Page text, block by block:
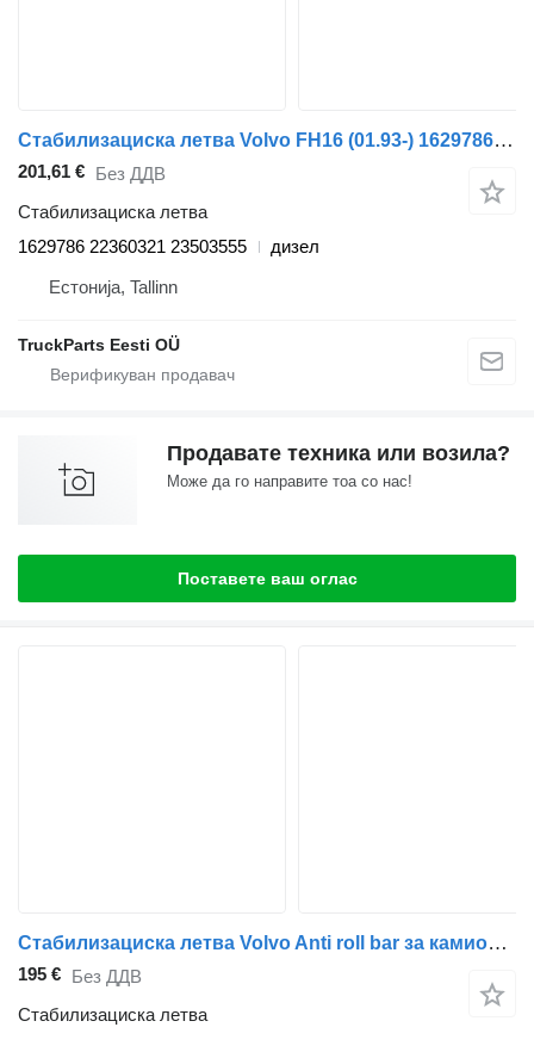
Стабилизациска летва Volvo FH16 (01.93-) 1629786 за камион влекач Volvo FH12, FH16, NH12, FH, VNL780 (1993-2014)
201,61 € Без ДДВ
Стабилизациска летва
1629786 22360321 23503555
дизел
Естонија, Tallinn
TruckParts Eesti OÜ
Продавате техника или возила?
Може да го направите тоа со нас!
Поставете ваш оглас
Стабилизациска летва Volvo Anti roll bar за камион влекач Volvo FH12
195 € Без ДДВ
Стабилизациска летва